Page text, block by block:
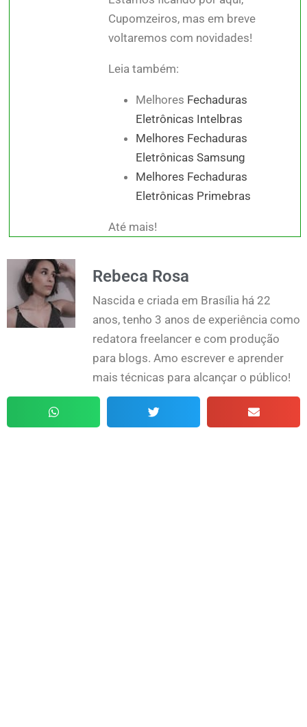
Cupomzeiros, mas em breve
voltaremos com novidades!
Leia também:
Melhores Fechaduras
Eletrônicas Intelbras
Melhores Fechaduras
Eletrônicas Samsung
Melhores Fechaduras
Eletrônicas Primebras
Até mais!
Rebeca Rosa
Nascida e criada em Brasília há 22
anos, tenho 3 anos de experiência como
redatora freelancer e com produção
para blogs. Amo escrever e aprender
mais técnicas para alcançar o público!